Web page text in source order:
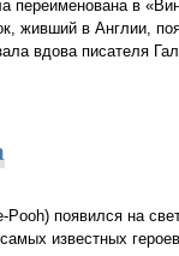
переименована в
живший в Англии,
вдова писателя
про Винни-Пуха
появился на
известных